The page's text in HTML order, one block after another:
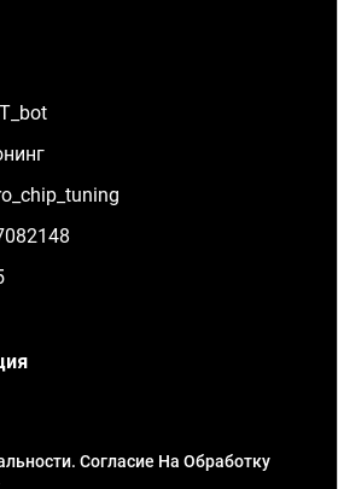
Согласие На Обработку